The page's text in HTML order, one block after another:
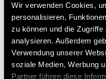
Wir verwenden Cookies,
personalisieren,
zu können und die
analysieren. Außerdem
Verwendung unserer
soziale Medien, Werbung
Partner führen diese
Tonspuren. In der
deshalb die einzelnen
vergleichen und jeweils
auswählen. Dadurch
verbessern, der Schnitt
aufwändiger.